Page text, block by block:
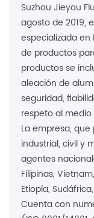
Suzhou Jieyou
agosto de 2019,
especializada
de productos
productos se
aleación de
seguridad,
respeto al
La empresa,
industrial, civil y
agentes
Filipinas,
Etiopía,
Cuenta con